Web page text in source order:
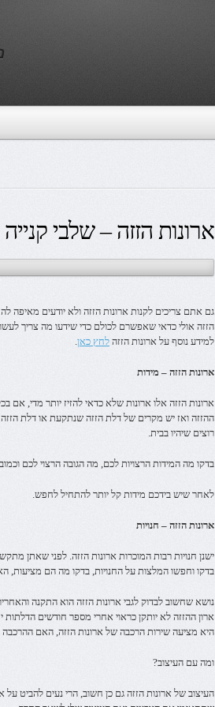
ארונות הזזה – שלבי
גם אתם צריכים לקנות ארונות הזזה ולא יודעים
הזזה אולי כדאי שאפשרם לכולם כדי שידעו מה צריך
למידע נוסף על ארונות הזזה לחץ כאן.
ארונות הזזה – מידות
ארונות הזזה אלו ארונות שלא כדאי להזיז יותר מדי, אם
ההזזה ואז יש מקרים של דלת הזזה שנתקעת או דלת
רוצים שיהיו בבית.
בדקו מה המידות הרצויות לכם, מה הגובה הרצוי לכם
לאחר שיש בידכם מידות קל יותר להתחיל לחפש.
ארונות הזזה – חנויות
ישנן חנויות רבות המוכרות ארונות הזזה. לפני שאתן
בדקו וחפשו המלצות על החנויות, בדקו מה הם
נושא שחשוב לבדוק לגבי ארונות הזזה הוא התקנה
ארון ההזזה לא יותקן כראוי אחרי מספר חודשים הדלתות
היא מציעה שירות הרכבה של ארונות הזזה, האם
ומה עם העיצוב?
העיצוב של ארונות הזזה גם כן חשוב, הרי נעים להביט